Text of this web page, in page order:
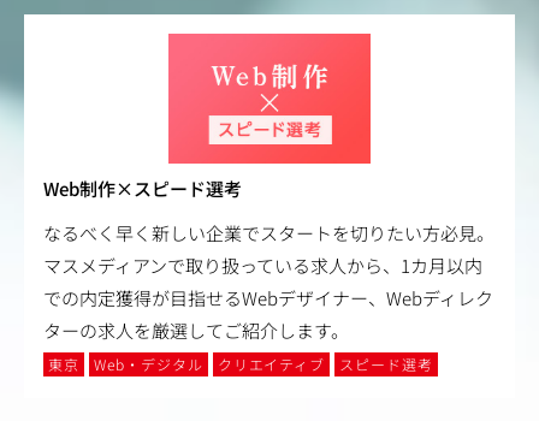
Web制作×スピード選考
なるべく早く新しい企業でスタートを切りたい方必見。
マスメディアンで取り扱っている求人から、1カ月以内
での内定獲得が目指せるWebデザイナー、Webディレク
ターの求人を厳選してご紹介します。
東京 Web・デジタル クリエイティブ スピード選考